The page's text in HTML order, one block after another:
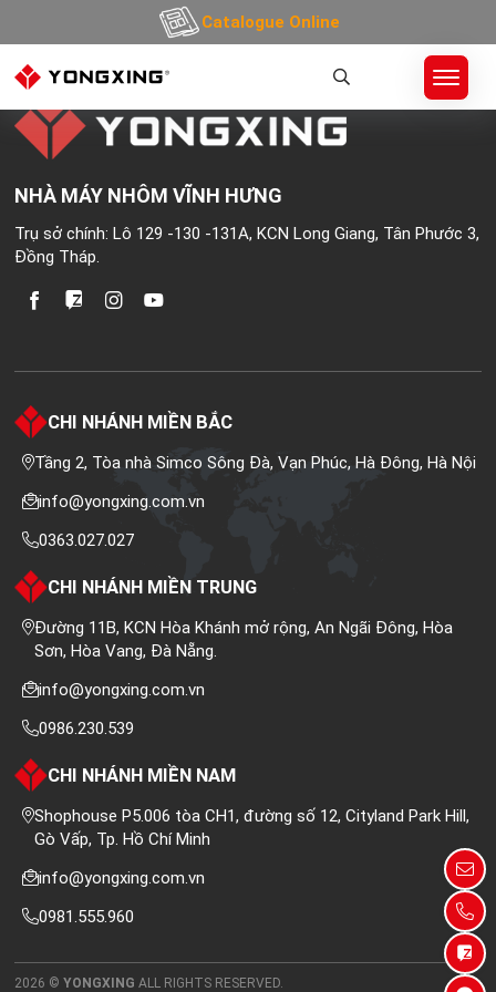
Catalogue Online
NHÀ MÁY NHÔM VĨNH HƯNG
Trụ sở chính: Lô 129 -130 -131A, KCN Long Giang, Tân Phước 3,
Đồng Tháp.
CHI NHÁNH MIỀN BẮC
Tầng 2, Tòa nhà Simco Sông Đà, Vạn Phúc, Hà Đông, Hà Nội
info@yongxing.com.vn
0363.027.027
CHI NHÁNH MIỀN TRUNG
Đường 11B, KCN Hòa Khánh mở rộng, An Ngãi Đông, Hòa
Sơn, Hòa Vang, Đà Nẵng.
info@yongxing.com.vn
0986.230.539
CHI NHÁNH MIỀN NAM
Shophouse P5.006 tòa CH1, đường số 12, Cityland Park Hill,
Gò Vấp, Tp. Hồ Chí Minh
info@yongxing.com.vn
0981.555.960
2026 ©YONGXING ALL RIGHTS RESERVED.